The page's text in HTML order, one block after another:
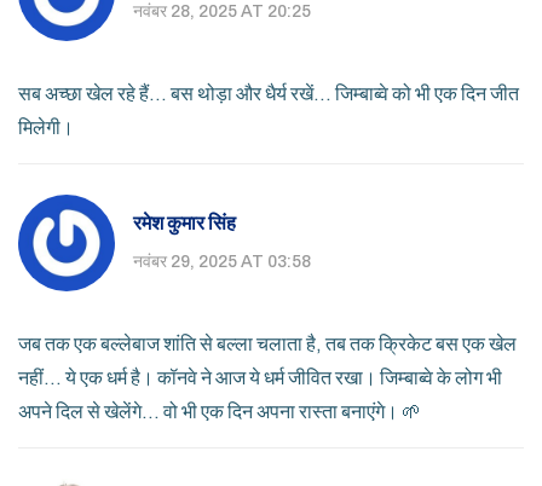
नवंबर 28, 2025 AT 20:25
सब अच्छा खेल रहे हैं... बस थोड़ा और धैर्य रखें... जिम्बाब्वे को भी एक दिन जीत
मिलेगी।
रमेश कुमार सिंह
नवंबर 29, 2025 AT 03:58
जब तक एक बल्लेबाज शांति से बल्ला चलाता है, तब तक क्रिकेट बस एक खेल
नहीं... ये एक धर्म है। कॉनवे ने आज ये धर्म जीवित रखा। जिम्बाब्वे के लोग भी
अपने दिल से खेलेंगे... वो भी एक दिन अपना रास्ता बनाएंगे। 🌱